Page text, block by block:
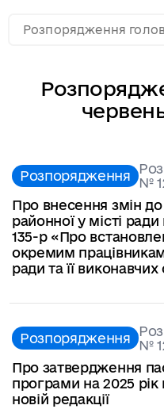
Розпорядження №
Про внесення змін
районної у місті
135-р «Про
окремим працівникам
ради та її виконавчих
Розпорядження №
Про затвердження
програми на 2025
новій редакції
Розпорядження